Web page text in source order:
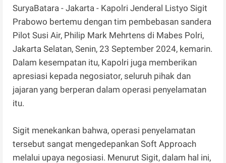
SuryaBatara - Jakarta - Kapolri Jenderal Listyo Sigit
Prabowo bertemu dengan tim pembebasan sandera
Pilot Susi Air, Philip Mark Mehrtens di Mabes Polri,
Jakarta Selatan, Senin, 23 September 2024, kemarin.
Dalam kesempatan itu, Kapolri juga memberikan
apresiasi kepada negosiator, seluruh pihak dan
jajaran yang berperan dalam operasi penyelamatan
itu.
Sigit menekankan bahwa, operasi penyelamatan
tersebut sangat mengedepankan Soft Approach
melalui upaya negosiasi. Menurut Sigit, dalam hal ini,